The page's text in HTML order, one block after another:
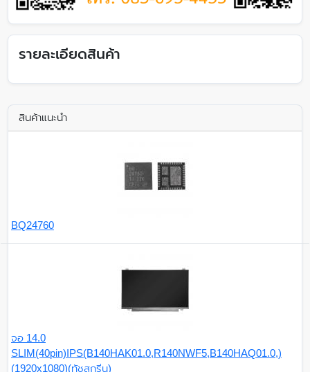
รายละเอียดสินค้า
สินค้าแนะนำ
BQ24760
จอ 14.0
SLIM(40pin)IPS(B140HAK01.0,R140NWF5,B140HAQ01.0,)
(1920x1080)(ทัชสกรีน)